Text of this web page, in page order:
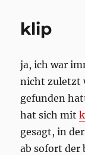
klip
ja, ich war
nicht zuletzt
gefunden
hat sich mit
gesagt, in
ab sofort der